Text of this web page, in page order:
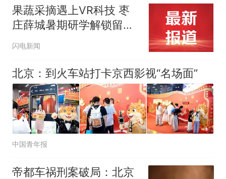
果蔬采摘遇上VR科技 枣
庄薛城暑期研学解锁留守
儿童“新玩法”
闪电新闻
北京：到火车站打卡京西影视“名场面”
中国青年报
帝都车祸刑案破局：北京